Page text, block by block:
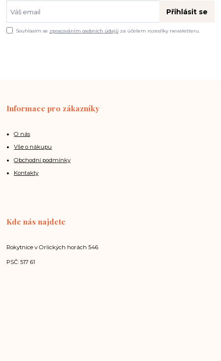
Přihlásit se
Souhlasím se zpracováním osobních údajů za účelem rozesílky newsletteru.
Informace pro zákazníky
O nás
Vše o nákupu
Obchodní podmínky
Kontakty
Kde nás najdete
Rokytnice v Orlických horách 546
PSČ: 517 61